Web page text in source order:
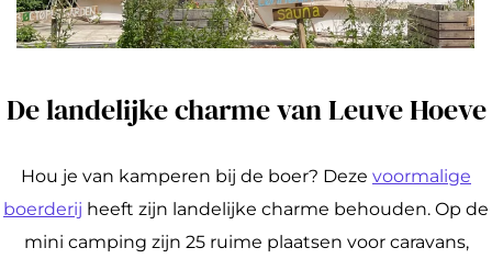
De landelijke charme van Leuve Hoeve
Hou je van kamperen bij de boer? Deze voormalige
boerderij heeft zijn landelijke charme behouden. Op de
mini camping zijn 25 ruime plaatsen voor caravans,